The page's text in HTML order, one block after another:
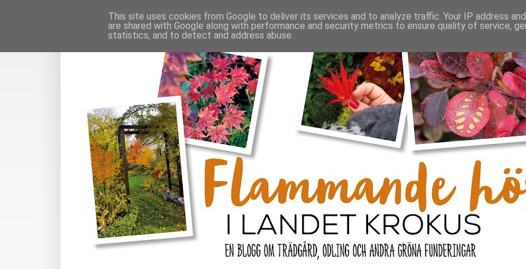
This site uses cookies from Google to deliver its services and to analyze traffic. Your IP address
are shared with Google along with performance and security metrics to ensure quality of service,
statistics, and to detect and address abuse.